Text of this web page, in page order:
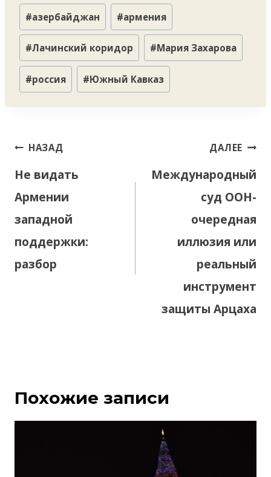
Метки
записи:
#азербайджан #армения
#Лачинский коридор #Мария Захарова
#россия #Южный Кавказ
Навигация
записям
НАЗАД
Не видать
Армении
западной
поддержки:
разбор
ДАЛЕЕ
Международный
суд ООН-
очередная
иллюзия или
реальный
инструмент
защиты Арцаха
Похожие записи